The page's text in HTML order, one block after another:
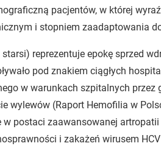
pacjentów, w której
i stopniem zaadaptowania
reprezentuje epokę sprzed
pod znakiem ciągłych
w warunkach szpitalnych przez
wylewów (Raport Hemofilia w
postaci zaawansowanej
i zakażeń wirusem